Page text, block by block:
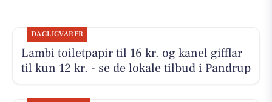
DAGLIGVARER
Lambi toiletpapir til 16 kr. og kanel gifflar
til kun 12 kr. - se de lokale tilbud i Pandrup